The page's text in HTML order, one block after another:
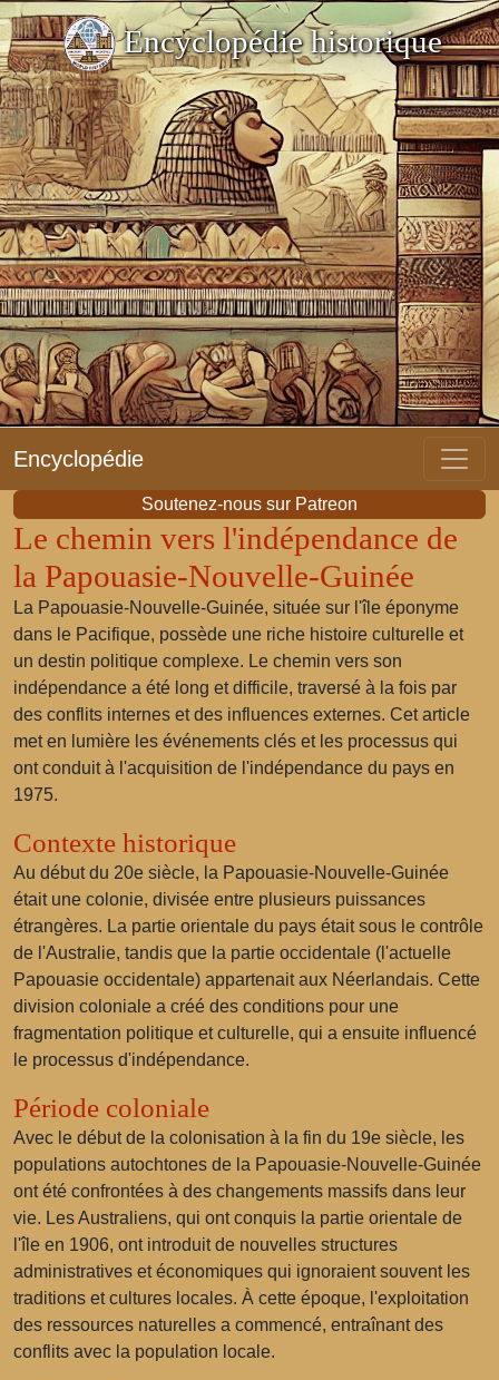
Encyclopédie historique
Encyclopédie
Soutenez-nous sur Patreon
Le chemin vers l'indépendance de
la Papouasie-Nouvelle-Guinée
La Papouasie-Nouvelle-Guinée, située sur l'île éponyme
dans le Pacifique, possède une riche histoire culturelle et
un destin politique complexe. Le chemin vers son
indépendance a été long et difficile, traversé à la fois par
des conflits internes et des influences externes. Cet article
met en lumière les événements clés et les processus qui
ont conduit à l'acquisition de l'indépendance du pays en
1975.
Contexte historique
Au début du 20e siècle, la Papouasie-Nouvelle-Guinée
était une colonie, divisée entre plusieurs puissances
étrangères. La partie orientale du pays était sous le contrôle
de l'Australie, tandis que la partie occidentale (l'actuelle
Papouasie occidentale) appartenait aux Néerlandais. Cette
division coloniale a créé des conditions pour une
fragmentation politique et culturelle, qui a ensuite influencé
le processus d'indépendance.
Période coloniale
Avec le début de la colonisation à la fin du 19e siècle, les
populations autochtones de la Papouasie-Nouvelle-Guinée
ont été confrontées à des changements massifs dans leur
vie. Les Australiens, qui ont conquis la partie orientale de
l'île en 1906, ont introduit de nouvelles structures
administratives et économiques qui ignoraient souvent les
traditions et cultures locales. À cette époque, l'exploitation
des ressources naturelles a commencé, entraînant des
conflits avec la population locale.